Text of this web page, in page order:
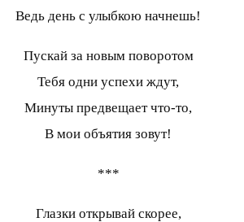
Ведь день с улыбкою начнешь!
Пускай за новым поворотом
Тебя одни успехи ждут,
Минуты предвещает что-то,
В мои объятия зовут!
***
Глазки открывай скорее,